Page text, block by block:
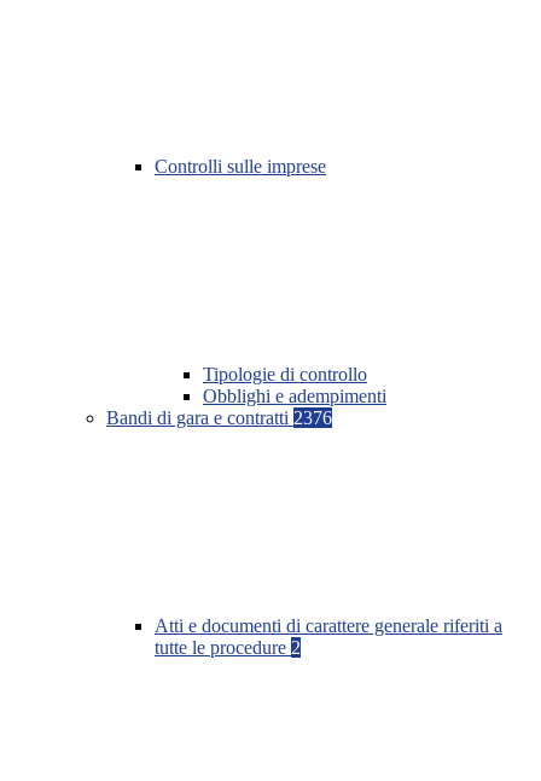
Controlli sulle imprese
Tipologie di controllo
Obblighi e adempimenti
Bandi di gara e contratti 2376
Atti e documenti di carattere generale riferiti a
tutte le procedure 2